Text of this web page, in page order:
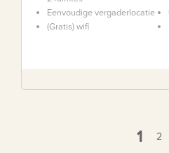
Eenvoudige vergaderlocatie
(Gratis) wifi
1 2